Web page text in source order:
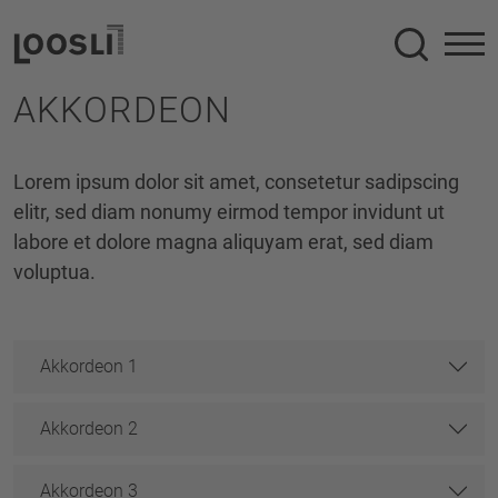
Suche
AKKORDEON
Lorem ipsum dolor sit amet, consetetur sadipscing
elitr, sed diam nonumy eirmod tempor invidunt ut
labore et dolore magna aliquyam erat, sed diam
voluptua.
Akkordeon 1
Akkordeon 2
Akkordeon 3